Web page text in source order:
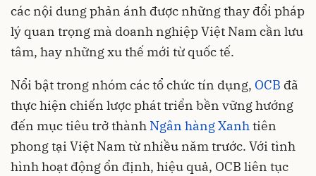
các nội dung phản ánh được những thay đổi pháp
lý quan trọng mà doanh nghiệp Việt Nam cần lưu
tâm, hay những xu thế mới từ quốc tế.
Nổi bật trong nhóm các tổ chức tín dụng, OCB đã
thực hiện chiến lược phát triển bền vững hướng
đến mục tiêu trở thành Ngân hàng Xanhtiên
phong tại Việt Nam từ nhiều năm trước. Với tình
hình hoạt động ổn định, hiệu quả, OCB liên tục